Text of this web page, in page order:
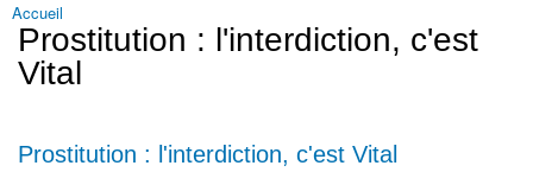
Vous êtes ici
Accueil
Prostitution : l'interdiction, c'est
Vital
Prostitution : l'interdiction, c'est Vital